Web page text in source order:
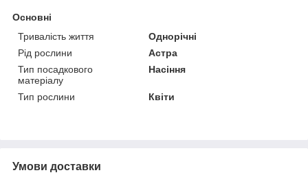
Основні
Тривалість життя
Однорічні
Рід рослини
Астра
Тип посадкового
матеріалу
Насіння
Тип рослини Квіти
Умови доставки